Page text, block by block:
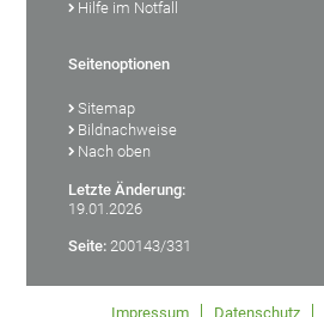
Hilfe im Notfall
Seitenoptionen
Sitemap
Bildnachweise
Nach oben
Letzte Änderung:
19.01.2026
Seite: 200143/331
Impressum Datenschutz